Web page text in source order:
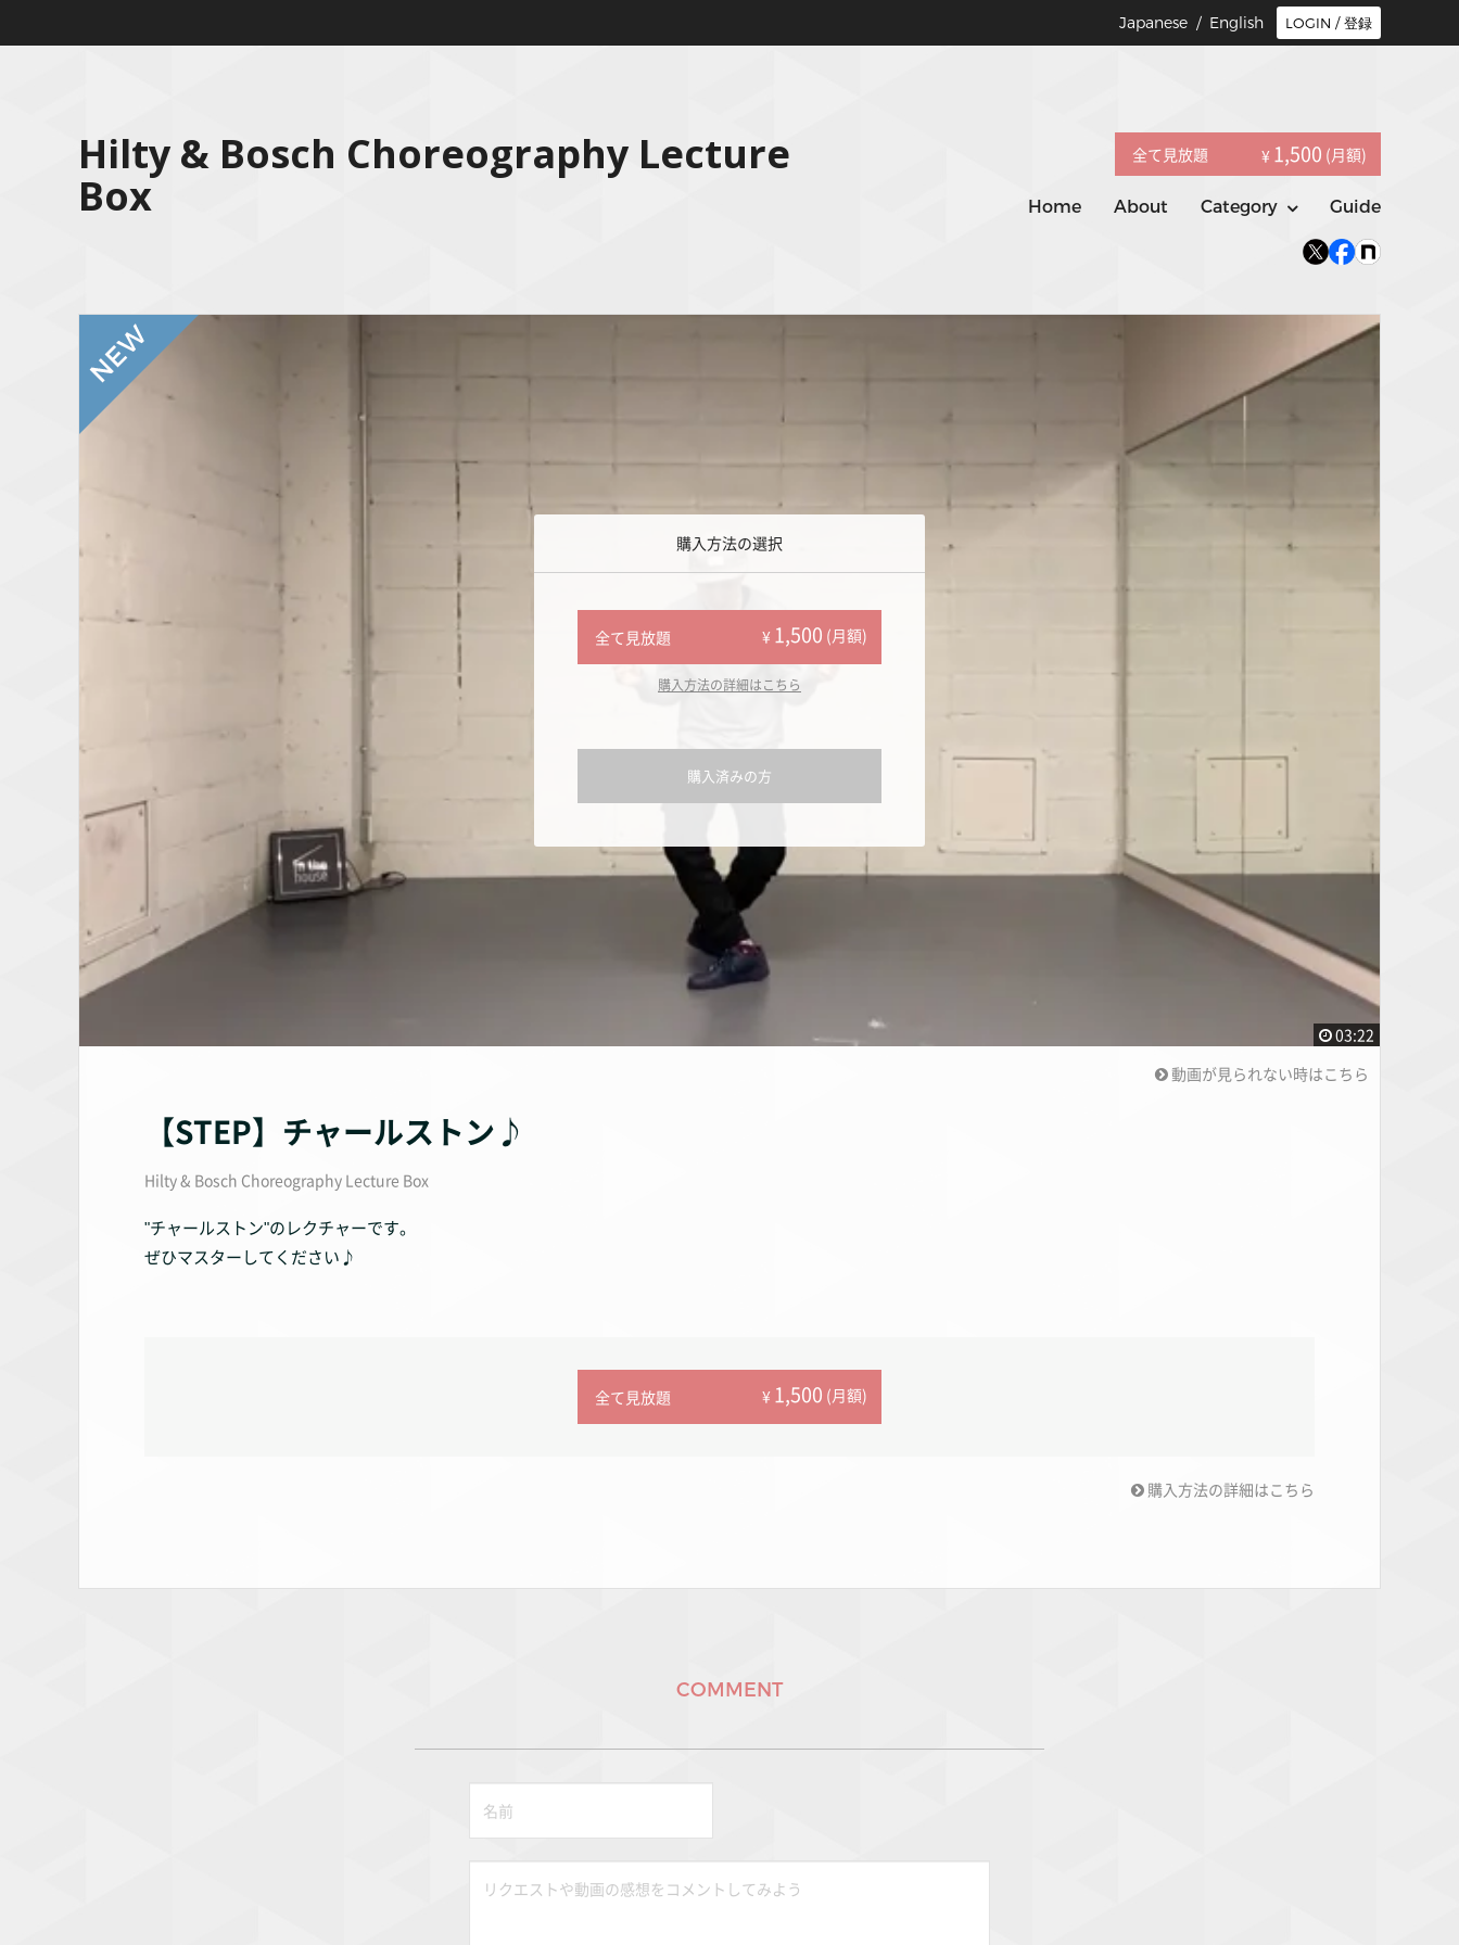
LOGIN / 登録
Japanese / English
Hilty & Bosch Choreography Lecture
Box
全て見放題 ¥ 1,500 (月額)
Home About Category Guide
購入方法の選択
全て見放題 ¥ 1,500 (月額)
購入方法の詳細はこちら
購入済みの方
03:22
動画が見られない時はこちら
【STEP】チャールストン♪
Hilty & Bosch Choreography Lecture Box
"チャールストン"のレクチャーです。
ぜひマスターしてください♪
全て見放題 ¥ 1,500 (月額)
購入方法の詳細はこちら
COMMENT